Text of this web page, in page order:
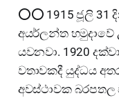
⭕⭕ 1915 ජූලි 31
අයර්ලන්ත හමුදාවේ
යවනවා. 1920
වතාවකදී යුද්ධය
අවස්ථාවක